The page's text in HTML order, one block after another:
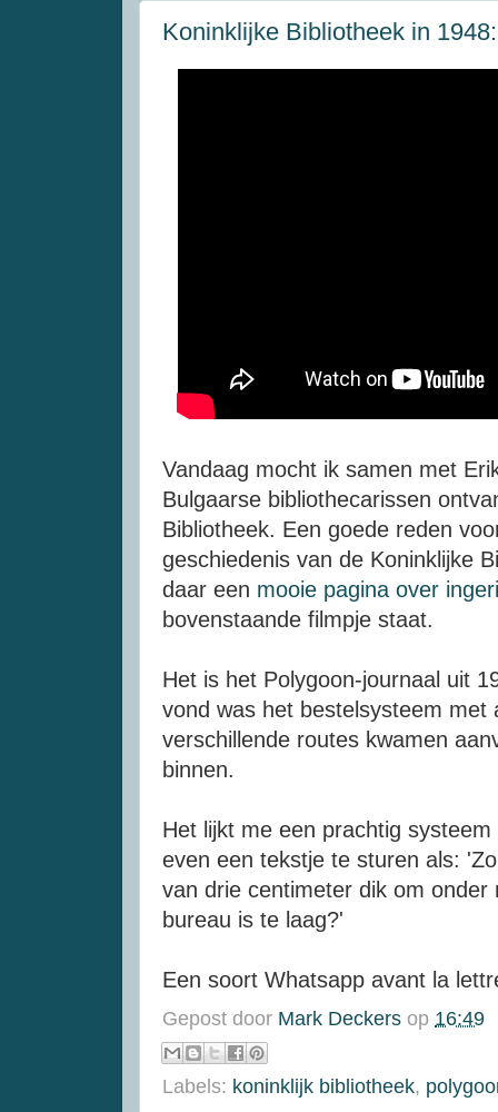
Koninklijke Bibliotheek in
Vandaag mocht ik samen met
Bulgaarse bibliothecarissen
Bibliotheek. Een goede reden
geschiedenis van de Koninklijke
daar een mooie pagina over
bovenstaande filmpje staat.
Het is het Polygoon-journaal uit
vond was het bestelsysteem met
verschillende routes kwamen
binnen.
Het lijkt me een prachtig
even een tekstje te sturen als:
van drie centimeter dik om
bureau is te laag?'
Een soort Whatsapp avant la
Gepost door Mark Deckers op 16:49
Labels: koninklijk bibliotheek,